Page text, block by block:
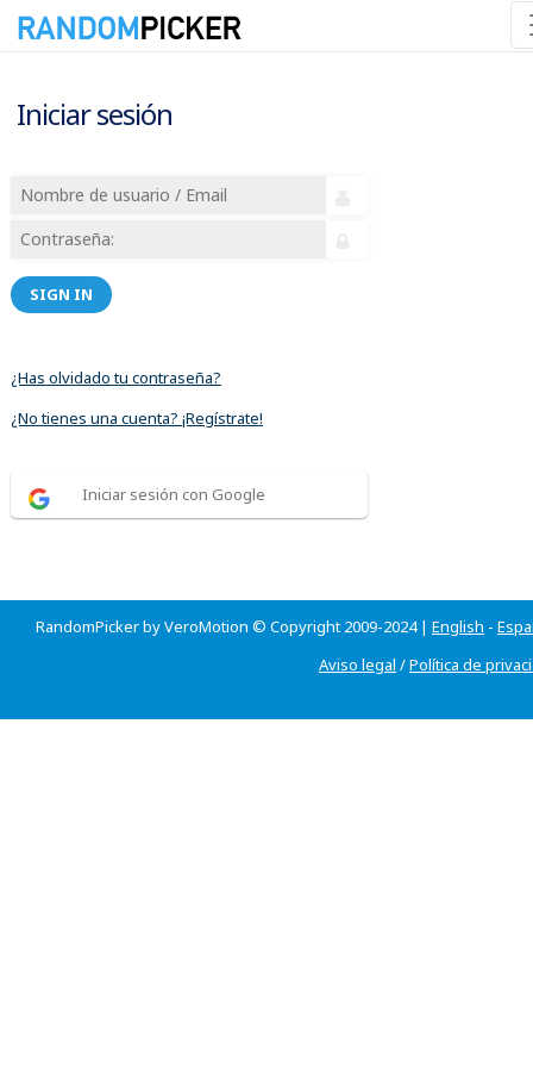
Iniciar sesión
SIGN IN
¿Has olvidado tu contraseña?
¿No tienes una cuenta? ¡Regístrate!
Iniciar sesión con Google
RandomPicker by VeroMotion © Copyright 2009-2024 | English -
Aviso legal /Política de